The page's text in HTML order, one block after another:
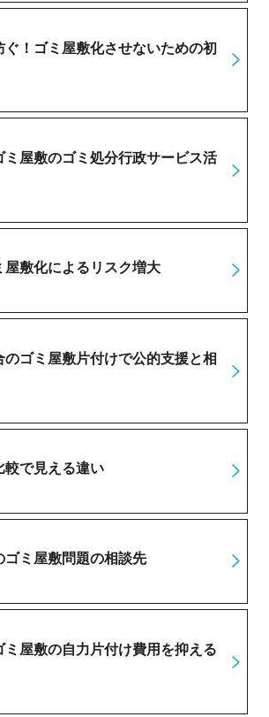
ぐ！ゴミ屋敷化させないための初
ミ屋敷のゴミ処分行政サービス活
屋敷化によるリスク増大
のゴミ屋敷片付けで公的支援と相
較で見える違い
ゴミ屋敷問題の相談先
ミ屋敷の自力片付け費用を抑える